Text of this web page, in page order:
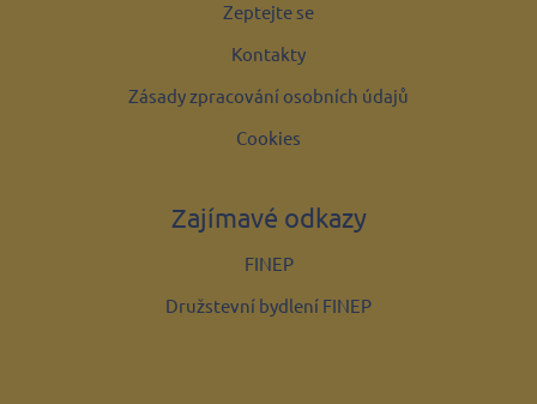
Zeptejte se
Kontakty
Zásady zpracování osobních údajů
Cookies
Zajímavé odkazy
FINEP
Družstevní bydlení FINEP